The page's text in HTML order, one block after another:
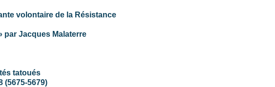
volontaire de la Résistance
par Jacques Malaterre
tatoués
(5675-5679)